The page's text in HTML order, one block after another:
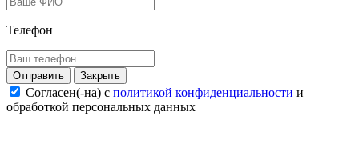
Телефон
Закрыть
Согласен(-на) c политикой конфиденциальности и
обработкой персональных данных